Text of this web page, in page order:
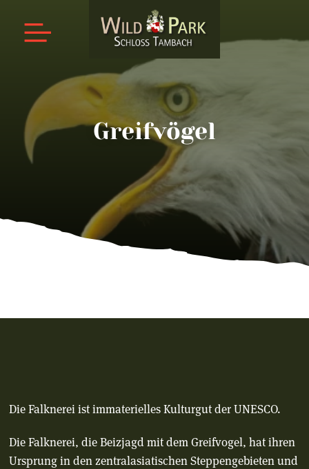
Greifvögel
Die Falknerei ist immaterielles Kulturgut der UNESCO.
Die Falknerei, die Beizjagd mit dem Greifvogel, hat ihren
Ursprung in den zentralasiatischen Steppengebieten und